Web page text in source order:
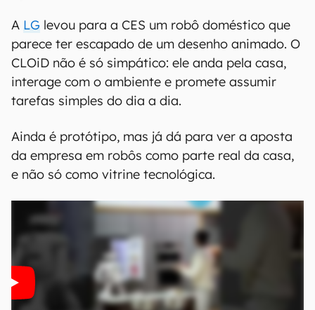
A LG levou para a CES um robô doméstico que
parece ter escapado de um desenho animado. O
CLOiD não é só simpático: ele anda pela casa,
interage com o ambiente e promete assumir
tarefas simples do dia a dia.
Ainda é protótipo, mas já dá para ver a aposta
da empresa em robôs como parte real da casa,
e não só como vitrine tecnológica.